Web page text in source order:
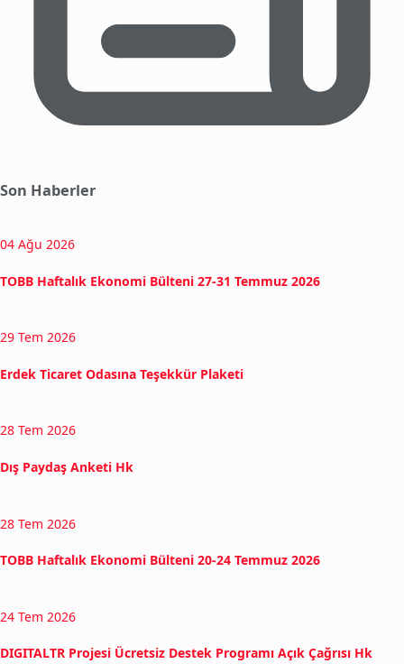
Son Haberler
04 Ağu 2026
TOBB Haftalık Ekonomi Bülteni 27-31 Temmuz 2026
29 Tem 2026
Erdek Ticaret Odasına Teşekkür Plaketi
28 Tem 2026
Dış Paydaş Anketi Hk
28 Tem 2026
TOBB Haftalık Ekonomi Bülteni 20-24 Temmuz 2026
24 Tem 2026
DIGITALTR Projesi Ücretsiz Destek Programı Açık Çağrısı Hk